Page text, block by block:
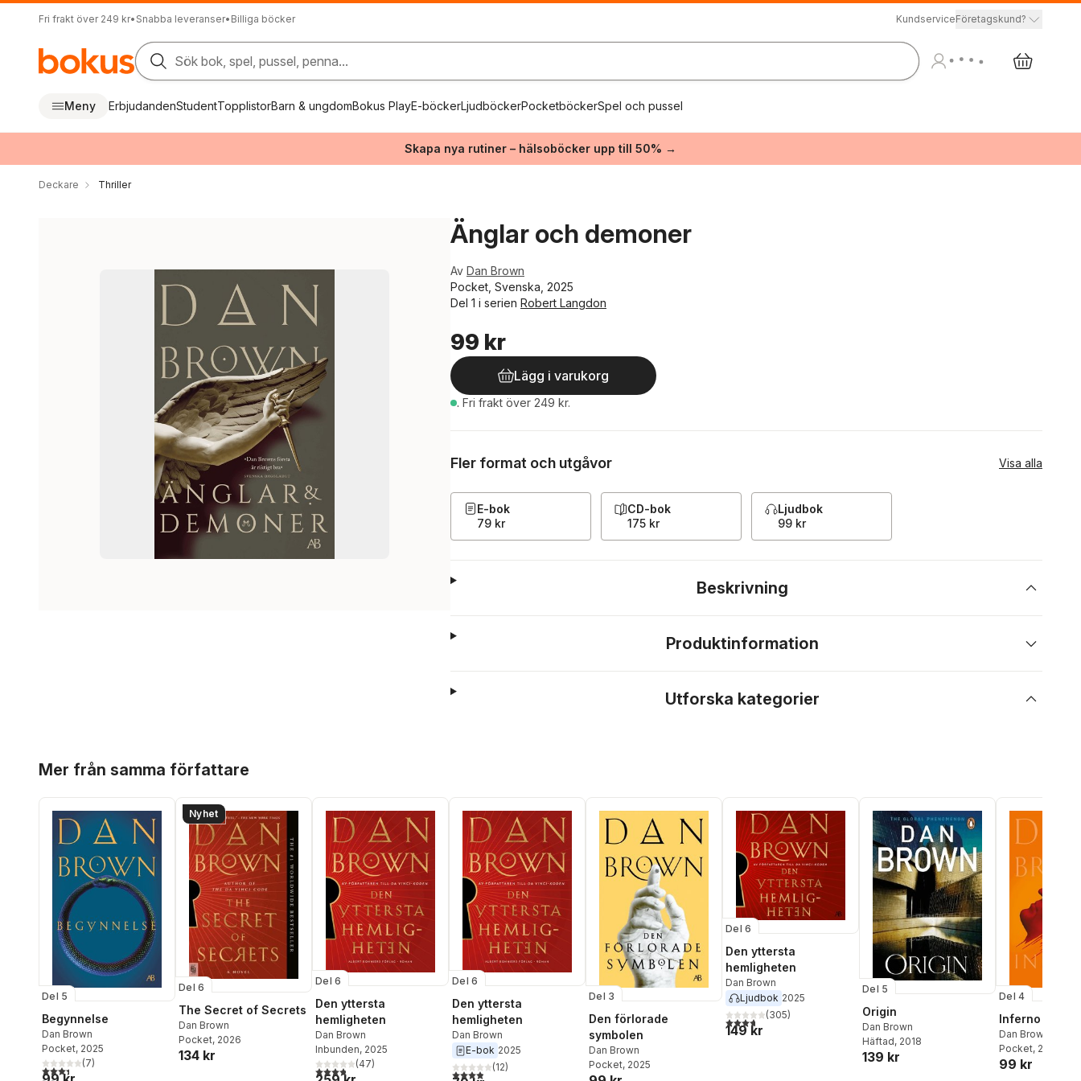
Fri frakt över 249 kr• Snabba leveranser• Billiga böcker KundserviceFöretagskund?
Sök bok, spel, pussel, penna...
Meny ErbjudandenStudentTopplistorBarn & ungdomBokus PlayE-böckerLjudböckerPocketböckerSpel och pussel
Skapa nya rutiner – hälsoböcker upp till 50% →
Deckare Thriller
Änglar och demoner
Av Dan Brown
Pocket, Svenska, 2025
Del 1 i serien Robert Langdon
99 kr
Lägg i varukorg
. Fri frakt över 249 kr.
Fler format och utgåvor Visa alla
E-bok
79 kr
CD-bok
175 kr
Ljudbok
99 kr
Beskrivning
Produktinformation
Utforska kategorier
Mer från samma författare
Del 5
Begynnelse
Dan Brown
Pocket, 2025
3,4utav 5 stjärnor. Totalt antal röster:
(7)
Nyhet
Del 6
The Secret of Secrets
Dan Brown
Pocket, 2026
134 kr
Del 6
Den yttersta
hemligheten
Dan Brown
Inbunden, 2025
3,8utav 5 stjärnor. Totalt antal röster:
(47)
Del 6
Den yttersta
hemligheten
Dan Brown
E-bok 2025
3,9utav 5 stjärnor. Totalt antal röster:
(12)
Del 3
Den förlorade
symbolen
Dan Brown
Pocket, 2025
Del 6
Den yttersta
hemligheten
Dan Brown
Ljudbok 2025
3,7utav 5 stjärnor. Totalt antal röster:
(305)
149 kr
Del 5
Origin
Dan Brown
Häftad, 2018
139 kr
Del 4
Inferno
Dan Brown
Pocket, 2025
99 kr